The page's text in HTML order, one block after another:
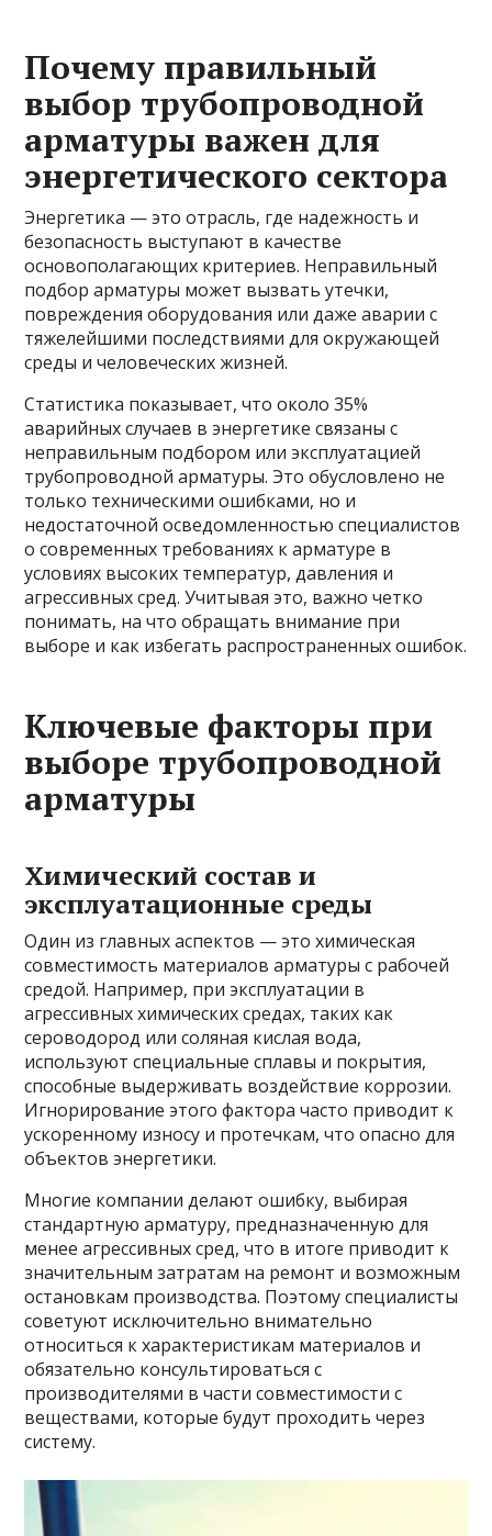
Почему правильный
выбор трубопроводной
арматуры важен для
энергетического сектора
Энергетика — это отрасль, где надежность и
безопасность выступают в качестве
основополагающих критериев. Неправильный
подбор арматуры может вызвать утечки,
повреждения оборудования или даже аварии с
тяжелейшими последствиями для окружающей
среды и человеческих жизней.
Статистика показывает, что около 35%
аварийных случаев в энергетике связаны с
неправильным подбором или эксплуатацией
трубопроводной арматуры. Это обусловлено не
только техническими ошибками, но и
недостаточной осведомленностью специалистов
о современных требованиях к арматуре в
условиях высоких температур, давления и
агрессивных сред. Учитывая это, важно четко
понимать, на что обращать внимание при
выборе и как избегать распространенных ошибок.
Ключевые факторы при
выборе трубопроводной
арматуры
Химический состав и
эксплуатационные среды
Один из главных аспектов — это химическая
совместимость материалов арматуры с рабочей
средой. Например, при эксплуатации в
агрессивных химических средах, таких как
сероводород или соляная кислая вода,
используют специальные сплавы и покрытия,
способные выдерживать воздействие коррозии.
Игнорирование этого фактора часто приводит к
ускоренному износу и протечкам, что опасно для
объектов энергетики.
Многие компании делают ошибку, выбирая
стандартную арматуру, предназначенную для
менее агрессивных сред, что в итоге приводит к
значительным затратам на ремонт и возможным
остановкам производства. Поэтому специалисты
советуют исключительно внимательно
относиться к характеристикам материалов и
обязательно консультироваться с
производителями в части совместимости с
веществами, которые будут проходить через
систему.